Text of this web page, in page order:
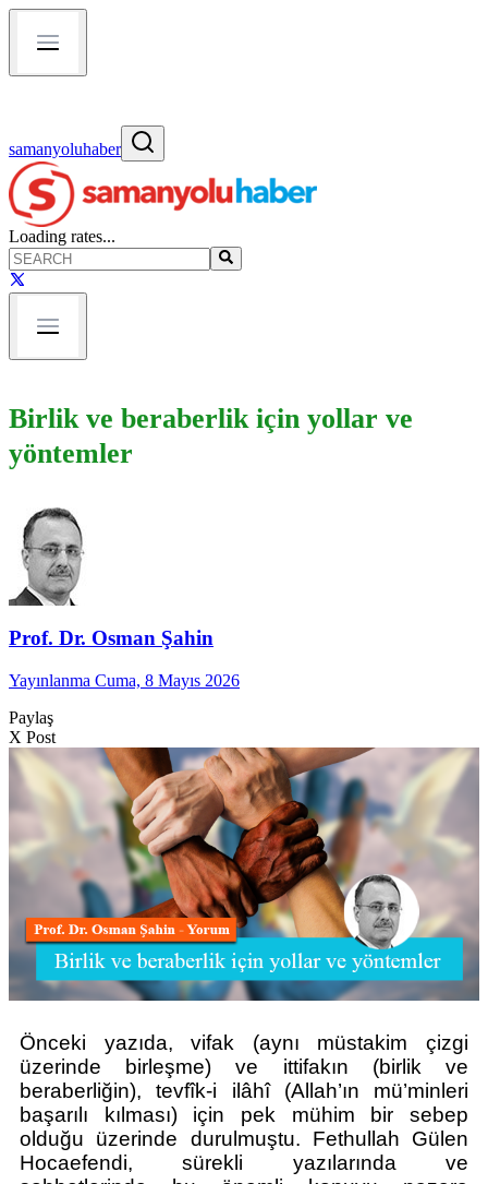
samanyoluhaber
Loading rates...
Birlik ve beraberlik için yollar ve
yöntemler
Prof. Dr. Osman Şahin
Yayınlanma Cuma, 8 Mayıs 2026
Paylaş
X Post
Önceki yazıda, vifak (aynı müstakim çizgi
üzerinde birleşme) ve ittifakın (birlik ve
beraberliğin), tevfîk-i ilâhî (Allah’ın mü’minleri
başarılı kılması) için pek mühim bir sebep
olduğu üzerinde durulmuştu. Fethullah Gülen
Hocaefendi, sürekli yazılarında ve